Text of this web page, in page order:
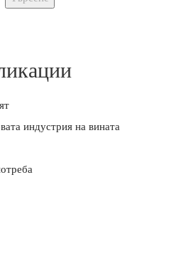
индустрия на вината